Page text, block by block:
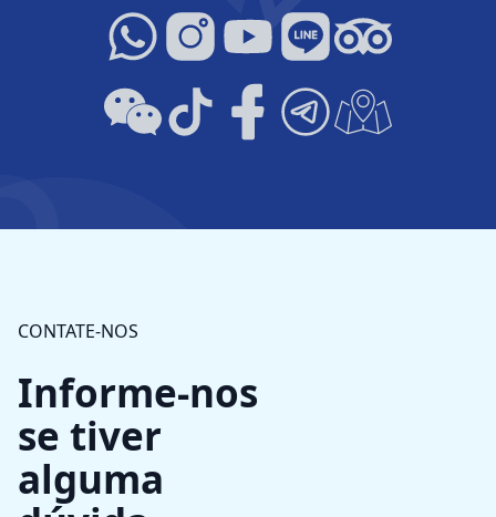
CONTATE-NOS
Informe-nos
se tiver
alguma